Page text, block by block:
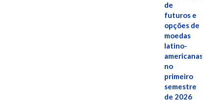
de
futuros e
opções de
moedas
latino-
americanas
no
primeiro
semestre
de 2026